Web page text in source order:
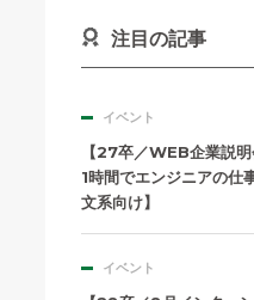
注目の記事
イベント
【27卒／WEB企業説
1時間でエンジニアの仕
文系向け】
イベント